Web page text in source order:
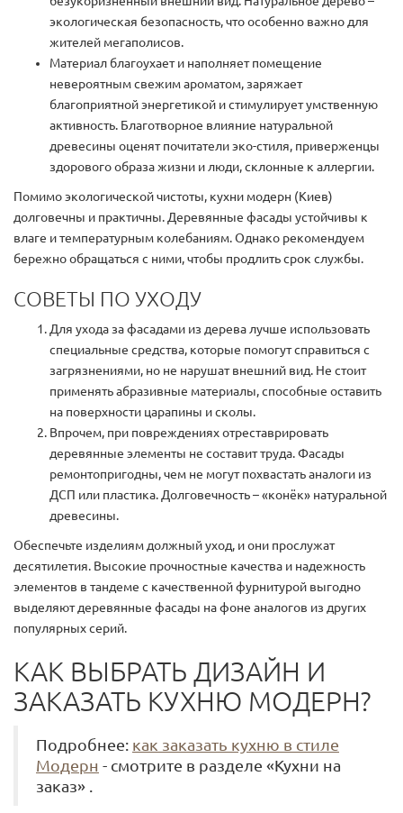
экологическая безопасность, что особенно важно для
жителей мегаполисов.
Материал благоухает и наполняет помещение
невероятным свежим ароматом, заряжает
благоприятной энергетикой и стимулирует умственную
активность. Благотворное влияние натуральной
древесины оценят почитатели эко-стиля, приверженцы
здорового образа жизни и люди, склонные к аллергии.
Помимо экологической чистоты, кухни модерн (Киев)
долговечны и практичны. Деревянные фасады устойчивы к
влаге и температурным колебаниям. Однако рекомендуем
бережно обращаться с ними, чтобы продлить срок службы.
СОВЕТЫ ПО УХОДУ
Для ухода за фасадами из дерева лучше использовать
специальные средства, которые помогут справиться с
загрязнениями, но не нарушат внешний вид. Не стоит
применять абразивные материалы, способные оставить
на поверхности царапины и сколы.
Впрочем, при повреждениях отреставрировать
деревянные элементы не составит труда. Фасады
ремонтопригодны, чем не могут похвастать аналоги из
ДСП или пластика. Долговечность – «конёк» натуральной
древесины.
Обеспечьте изделиям должный уход, и они прослужат
десятилетия. Высокие прочностные качества и надежность
элементов в тандеме с качественной фурнитурой выгодно
выделяют деревянные фасады на фоне аналогов из других
популярных серий.
КАК ВЫБРАТЬ ДИЗАЙН И
ЗАКАЗАТЬ КУХНЮ МОДЕРН?
Подробнее: как заказать кухню в стиле
Модерн - смотрите в разделе «Кухни на
заказ» .